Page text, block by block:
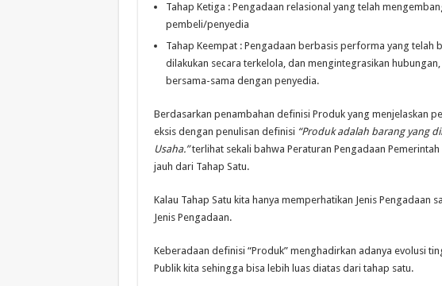
Tahap Ketiga : Pengadaan relasional yang telah
pembeli/penyedia
Tahap Keempat : Pengadaan berbasis performa yang
dilakukan secara terkelola, dan mengintegrasikan
bersama-sama dengan penyedia.
Berdasarkan penambahan definisi Produk yang menjelaskan
eksis dengan penulisan definisi “Produk adalah barang yang
Usaha.”terlihat sekali bahwa Peraturan Pengadaan
jauh dari Tahap Satu.
Kalau Tahap Satu kita hanya memperhatikan Jenis Pengadaan
Jenis Pengadaan.
Keberadaan definisi “Produk” menghadirkan adanya evolusi
Publik kita sehingga bisa lebih luas diatas dari tahap satu.